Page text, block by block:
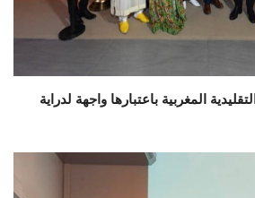
المغربية باعتبارها واجهة لدراية